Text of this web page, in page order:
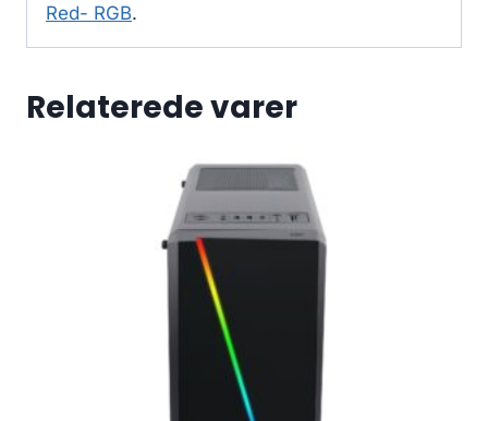
Red- RGB.
Relaterede varer